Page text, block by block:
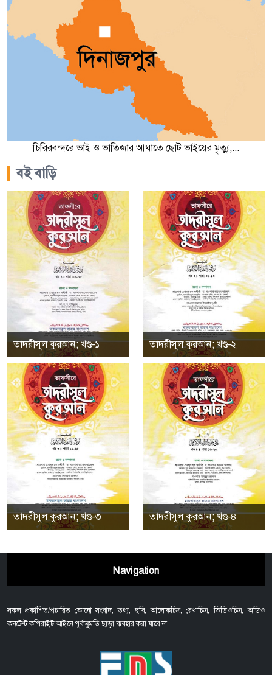
চিরিরবন্দরে ভাই ও ভাতিজার আঘাতে ছোট ভাইয়ের মৃত্যু,...
বই বাড়ি
তাদরীসুল কুরআন; খণ্ড-১ তাদরীসুল কুরআন; খণ্ড-২
তাদরীসুল কুরআন; খণ্ড-৩ তাদরীসুল কুরআন; খণ্ড-৪
Navigation
সকল প্রকাশিত/প্রচারিত কোনো সংবাদ, তথ্য, ছবি, আলোকচিত্র, রেখাচিত্র, ভিডিওচিত্র, অডিও
কনটেন্ট কপিরাইট আইনে পূর্বানুমতি ছাড়া ব্যবহার করা যাবে না।